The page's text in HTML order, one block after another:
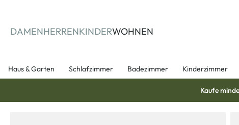
DAMENHERRENKINDERWOHNEN
Haus & Garten Schlafzimmer Badezimmer Kinderzimmer
Kaufe